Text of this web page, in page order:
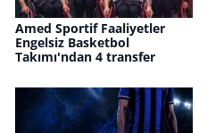
Amed Sportif Faaliyetler
Engelsiz Basketbol
Takımı'ndan 4 transfer